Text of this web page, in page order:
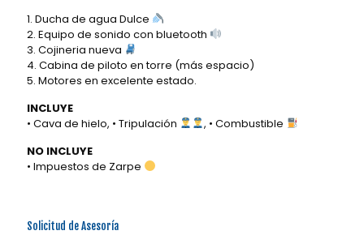
1. Ducha de agua Dulce
2. Equipo de sonido con bluetooth
3. Cojineria nueva
4. Cabina de piloto en torre (más espacio)
5. Motores en excelente estado.
INCLUYE
• Cava de hielo, • Tripulación
, • Combustible
NO INCLUYE
• Impuestos de Zarpe
Solicitud de Asesoría